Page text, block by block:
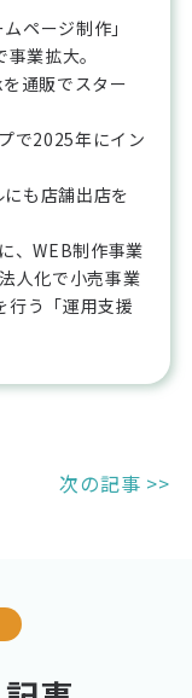
ページ制作」
業拡大。
通販でスター
で2025年にイン
も店舗出店を
、WEB制作事業
人化で小売事業
行う「運用支援
次の記事 >>